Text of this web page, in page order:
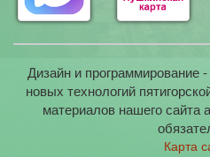
Дизайн и программирование
новых технологий
материалов нашего сайта
Карта